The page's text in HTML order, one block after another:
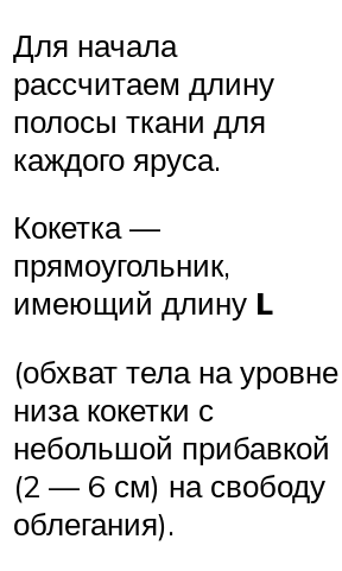
Для начала
рассчитаем длину
полосы ткани для
каждого яруса.
Кокетка —
прямоугольник,
имеющий длину L
(обхват тела на уровне
низа кокетки с
небольшой прибавкой
(2 — 6 см) на свободу
облегания).